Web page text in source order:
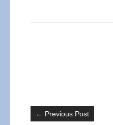
← Previous Post